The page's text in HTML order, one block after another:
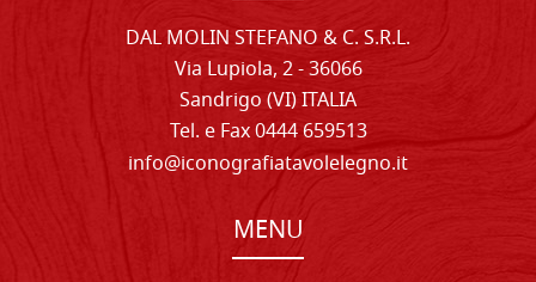
DAL MOLIN STEFANO & C. S.R.L.
Via Lupiola, 2 - 36066
Sandrigo (VI) ITALIA
Tel. e Fax 0444 659513
info@iconografiatavolelegno.it
MENU